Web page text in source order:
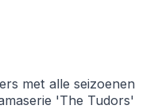
met alle seizoenen
'The Tudors'